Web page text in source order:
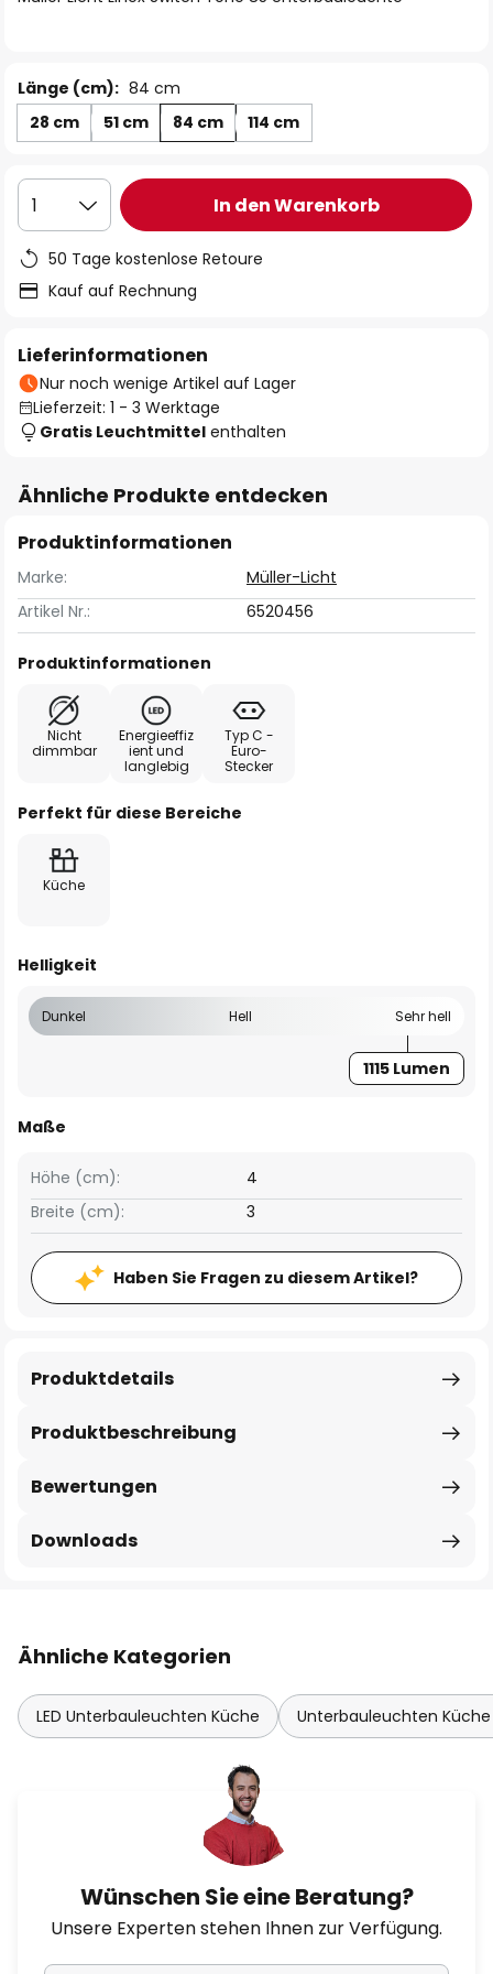
Länge (cm): 84 cm
28 cm
51 cm 84 cm 114 cm
1 In den Warenkorb
50 Tage kostenlose Retoure
Kauf auf Rechnung
Lieferinformationen
Nur noch wenige Artikel auf Lager
Lieferzeit: 1 - 3 Werktage
Gratis Leuchtmittel enthalten
Ähnliche Produkte entdecken
Produktinformationen
Marke:
Müller-Licht
Artikel Nr.:
6520456
Produktinformationen
Nicht
dimmbar
Energieeffiz
ient und
langlebig
Typ C -
Euro-
Stecker
Perfekt für diese Bereiche
Küche
Helligkeit
Dunkel Hell Sehr hell
1115 Lumen
Maße
Breite (cm): 3
Höhe (cm): 4
Haben Sie Fragen zu diesem Artikel?
Produktbeschreibung
Produktdetails
Bewertungen
Downloads
Ähnliche Kategorien
LED Unterbauleuchten Küche Unterbauleuchten
Wünschen Sie eine Beratung?
Unsere Experten stehen Ihnen zur Verfügung.